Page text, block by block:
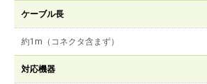
ケーブル長
約1m（コネクタ含まず）
対応機器